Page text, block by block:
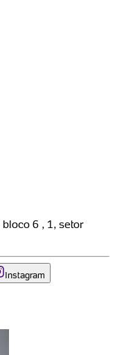
6 , 1, setor
Instagram